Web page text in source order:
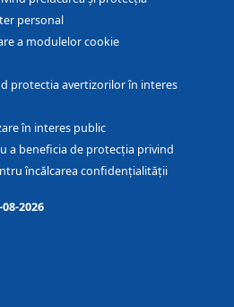
personal
a modulelor cookie
protectia avertizorilor în interes
în interes public
a beneficia de protecția privind
încălcarea confidențialității
08-2026